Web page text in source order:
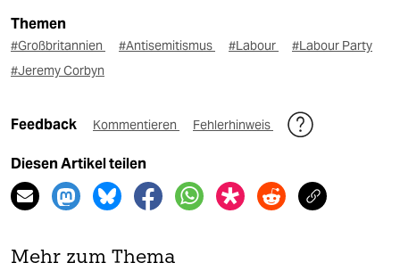
Themen
#Großbritannien #Antisemitismus #Labour
#Labour Party
#Jeremy Corbyn
Feedback Kommentieren Fehlerhinweis
Diesen Artikel teilen
Mehr zum Thema